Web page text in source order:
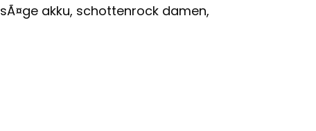
akku, schottenrock damen,